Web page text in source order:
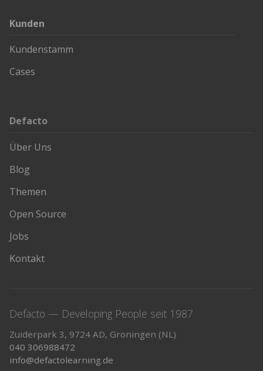
Kunden
Kundenstamm
Cases
Defacto
Über Uns
Blog
Themen
Open Source
Jobs
Kontakt
Defacto — Developing People seit 1987
Zuiderpark 3, 9724 AD, Groningen (NL)
040 306988472
info@defactolearning.de